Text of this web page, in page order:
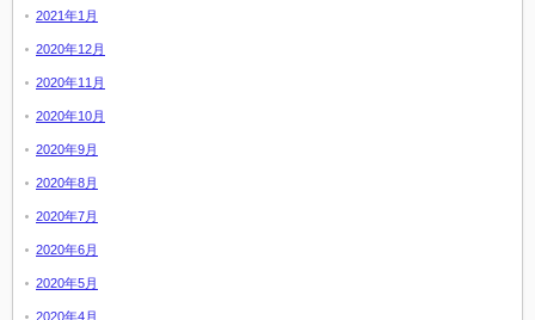
2021年1月
2020年12月
2020年11月
2020年10月
2020年9月
2020年8月
2020年7月
2020年6月
2020年5月
2020年4月